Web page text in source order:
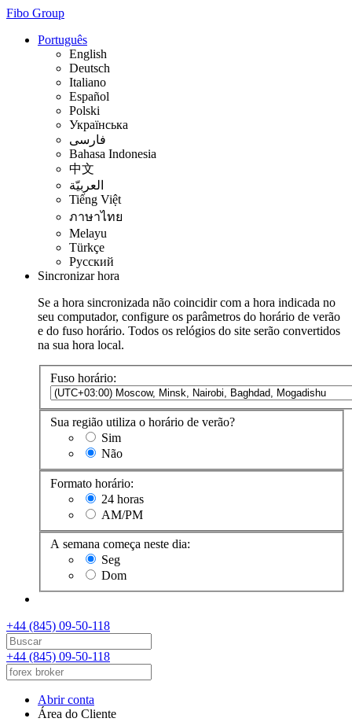
Fibo Group
Português
English
Deutsch
Italiano
Español
Polski
Українська
فارسی
Bahasa Indonesia
中文
العربيّة
Tiếng Việt
ภาษาไทย
Melayu
Türkçe
Русский
Sincronizar hora
Se a hora sincronizada não coincidir com a hora indicada no
seu computador, configure os parâmetros do horário de verão
e do fuso horário. Todos os relógios do site serão convertidos
na sua hora local.
Fuso horário:
Sua região utiliza o horário de verão?
Sim
Não
Formato horário:
24 horas
AM/PM
A semana começa neste dia:
Seg
Dom
+44 (845) 09-50-118
+44 (845) 09-50-118
Abrir conta
Área do Cliente